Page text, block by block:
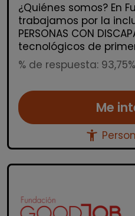
¿Quiénes somos? En
trabajamos por la
PERSONAS CON
tecnológicos de
% de respuesta: 93,75%
Me
accessibility_new